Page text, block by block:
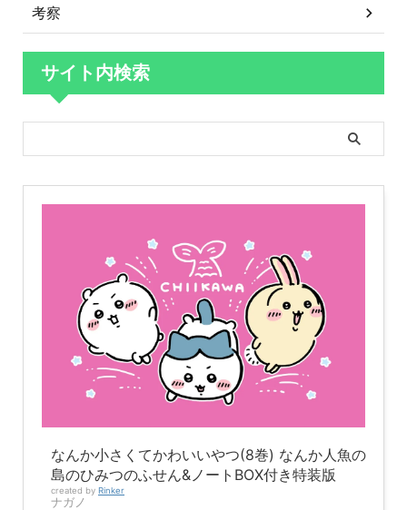
考察
サイト内検索
なんか小さくてかわいいやつ(8巻) なんか人魚の
島のひみつのふせん&ノートBOX付き特装版
created by Rinker
ナガノ